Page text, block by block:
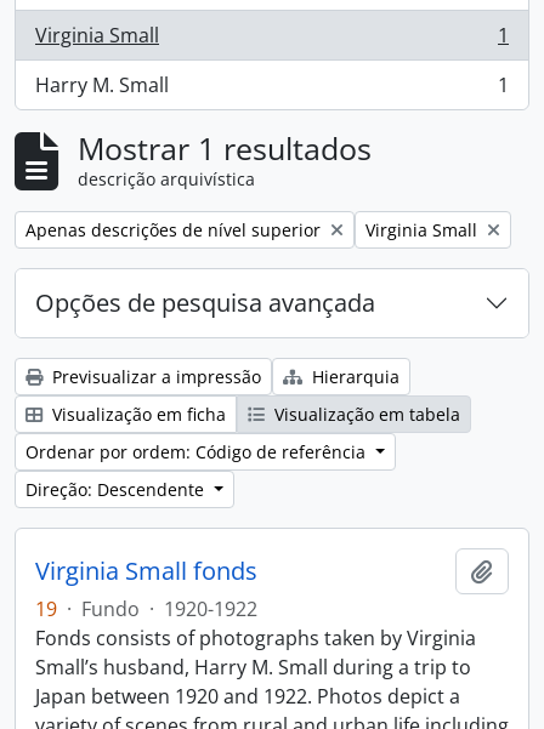
Virginia Small
, 1 resultados
1
Harry M. Small
, 1 resultados 1
Mostrar 1 resultados
descrição arquivística
Remove filter:
Apenas descrições de nível superior Remove filter:
Virginia Small
Opções de pesquisa avançada
Previsualizar a impressão
Hierarquia
Visualização em ficha
Visualização em tabela
Ordenar por ordem: Código de referência
Direção: Descendente
Virginia Small fonds
19 · Fundo · 1920-1922
Fonds consists of photographs taken by Virginia
Small’s husband, Harry M. Small during a trip to
Japan between 1920 and 1922. Photos depict a